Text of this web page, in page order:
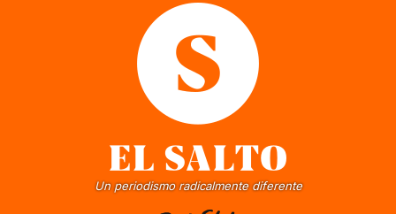
Un periodismo radicalmente diferente